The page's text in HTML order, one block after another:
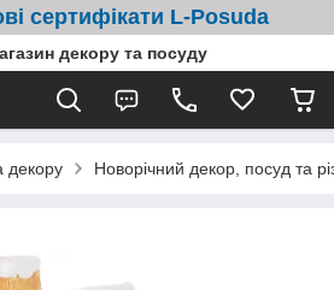
сертифікати L-Posuda
декору та посуду
декору Новорічний декор, посуд та